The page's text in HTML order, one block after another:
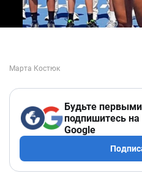
Будьте
подпишитесь на
Google